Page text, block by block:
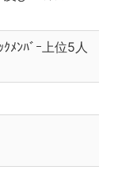
ｸﾒﾝﾊﾞｰ上位5人